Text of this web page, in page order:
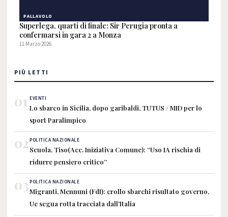
PALLAVOLO
Superlega, quarti di finale: Sir Perugia pronta a
confermarsi in gara 2 a Monza
11 Marzo 2026
PIÙ LETTI
01 EVENTI
Lo sbarco in Sicilia, dopo garibaldi, TUTUS / MID per lo
sport Paralimpico
02POLITICA NAZIONALE
Scuola, Tiso(Acc. Iniziativa Comune): “Uso IA rischia di
ridurre pensiero critico”
03POLITICA NAZIONALE
Migranti, Mennuni (FdI): crollo sbarchi risultato governo,
Ue segua rotta tracciata dall'Italia